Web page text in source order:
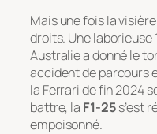
Mais une fois la
droits. Une laborieuse
Australie a donné le
accident de parcours
la Ferrari de fin 2024
battre, la F1-25s’est
empoisonné.